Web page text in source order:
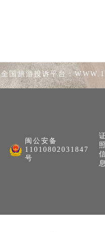
全国旅游投诉平台：
闽公安备
11010802031847
号